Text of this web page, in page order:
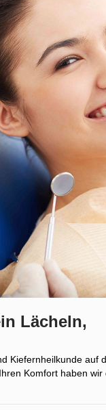
Lächeln,
Kiefernheilkunde
Komfort haben